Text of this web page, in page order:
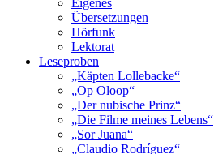
Eigenes
Übersetzungen
Hörfunk
Lektorat
Leseproben
„Käpten Lollebacke“
„Op Oloop“
„Der nubische Prinz“
„Die Filme meines Lebens“
„Sor Juana“
„Claudio Rodríguez“